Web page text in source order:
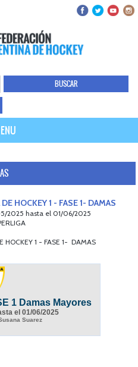
HOCKEY 1 - FASE 1- DAMAS
2025 hasta el 01/06/2025
HOCKEY 1 - FASE 1- DAMAS